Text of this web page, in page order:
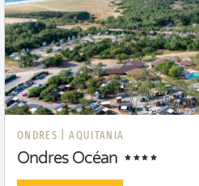
ONDRES | AQUITANIA
Ondres Océan